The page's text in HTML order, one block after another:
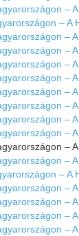
–
– A
–
–
–
–
–
–
–
–
–
–
– A
–
–
–
–